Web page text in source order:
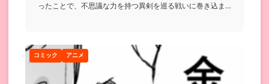
ったことで、不思議な力を持つ異剣を巡る戦いに巻き込ま
コミック アニメ